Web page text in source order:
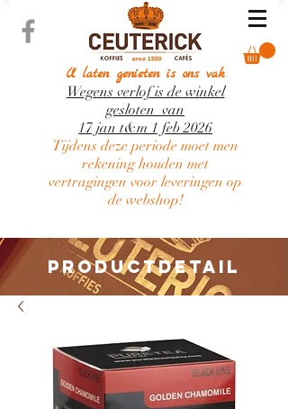
U laten genieten is ons vak
Wegens verlof is de winkel
gesloten van
17 jan t&m 1 feb 2026
Tijdens deze periode moet men
rekening houden met
vertragingen voor leveringen op
de webshop!
PRODUCTDETAIL